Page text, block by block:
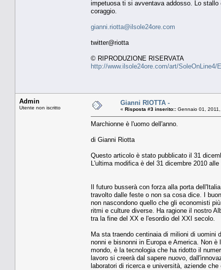
impetuosa ti si avventava addosso. Lo stallo
coraggio.
gianni.riotta@ilsole24ore.com
twitter@riotta
© RIPRODUZIONE RISERVATA
http://www.ilsole24ore.com/art/
Admin
Utente non iscritto
Gianni RIOTTA -
« Risposta #3 inserito:: Gennaio 01,
Marchionne è l'uomo dell'anno.
di Gianni Riotta
Questo articolo è stato pubblicato il 31
L'ultima modifica è del 31 dicembre 2010 alle
Il futuro busserà con forza alla porta
travolto dalle feste o non sa cosa dice. I
non nascondono quello che gli economisti
ritmi e culture diverse. Ha ragione il nostro
tra la fine del XX e l'esordio del XXI secolo.
Ma sta traendo centinaia di milioni di uomini
nonni e bisnonni in Europa e America. Non
mondo, è la tecnologia che ha ridotto il
lavoro si creerà dal sapere nuovo,
laboratori di ricerca e università, aziende